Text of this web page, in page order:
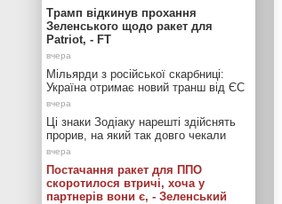
Трамп відкинув прохання
Зеленського щодо ракет для
Patriot, - FT
Мільярди з російської скарбниці:
Україна отримає новий транш від ЄС
Ці знаки Зодіаку нарешті здійснять
прорив, на який так довго чекали
Постачання ракет для ППО
скоротилося втричі, хоча у
партнерів вони є, - Зеленський